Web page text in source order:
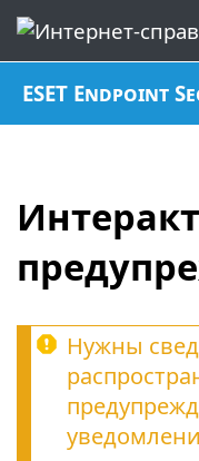
ESET Endpoint
Нужны